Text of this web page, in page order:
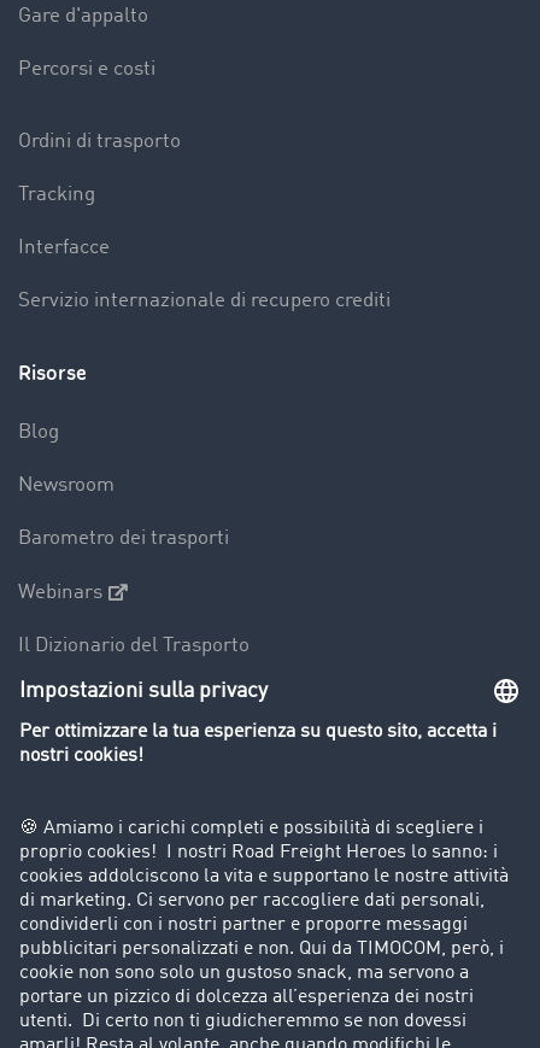
Gare d'appalto
Percorsi e costi
Ordini di trasporto
Tracking
Interfacce
Servizio internazionale di recupero crediti
Risorse
Blog
Newsroom
Barometro dei trasporti
Webinars
Il Dizionario del Trasporto
Panoramica della borsa di carichi
Divieti di circolazione per mezzi pesanti
Azienda
Porta un nuovo cliente
Storie di successo
Informazioni legali